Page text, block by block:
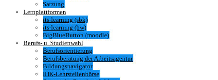
Satzung
Lernplattformen
its-learning (sbk)
its-learning (bw)
BigBlueButton (moodle)
Berufs- u. Studienwahl
Berufsorientierung
Berufsberatung der Arbeitsagentur
Bildungsnavigator
IHK-Lehrstellenbörse